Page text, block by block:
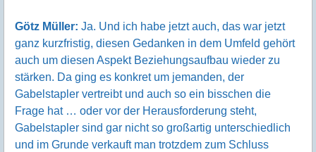
Götz Müller: Ja. Und ich habe jetzt auch, das war jetzt
ganz kurzfristig, diesen Gedanken in dem Umfeld gehört
auch um diesen Aspekt Beziehungsaufbau wieder zu
stärken. Da ging es konkret um jemanden, der
Gabelstapler vertreibt und auch so ein bisschen die
Frage hat … oder vor der Herausforderung steht,
Gabelstapler sind gar nicht so großartig unterschiedlich
und im Grunde verkauft man trotzdem zum Schluss